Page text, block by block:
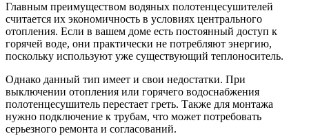
Главным преимуществом водяных полотенцесушителей
считается их экономичность в условиях центрального
отопления. Если в вашем доме есть постоянный доступ к
горячей воде, они практически не потребляют энергию,
поскольку используют уже существующий теплоноситель.
Однако данный тип имеет и свои недостатки. При
выключении отопления или горячего водоснабжения
полотенцесушитель перестает греть. Также для монтажа
нужно подключение к трубам, что может потребовать
серьезного ремонта и согласований.